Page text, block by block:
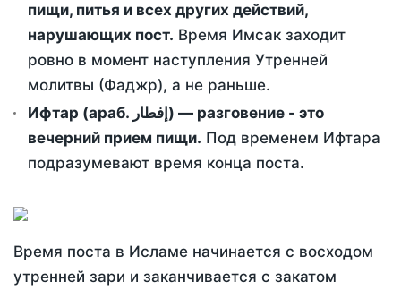
пищи, питья и всех других действий,
нарушающих пост. Время Имсак заходит
ровно в момент наступления Утренней
молитвы (Фаджр), а не раньше.
Ифтар (араб. إفطار) — разговение - это
вечерний прием пищи. Под временем Ифтара
подразумевают время конца поста.
Время поста в Исламе начинается с восходом
утренней зари и заканчивается с закатом